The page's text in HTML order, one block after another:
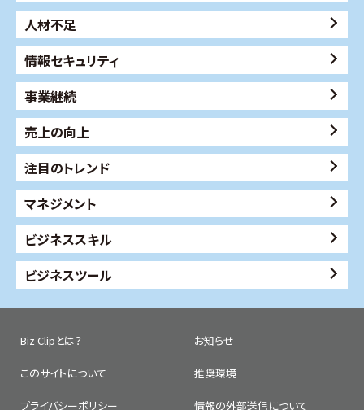
人材不足
情報セキュリティ
事業継続
売上の向上
注目のトレンド
マネジメント
ビジネススキル
ビジネスツール
Biz Clipとは？ お知らせ
このサイトについて 推奨環境
プライバシーポリシー 情報の外部送信について